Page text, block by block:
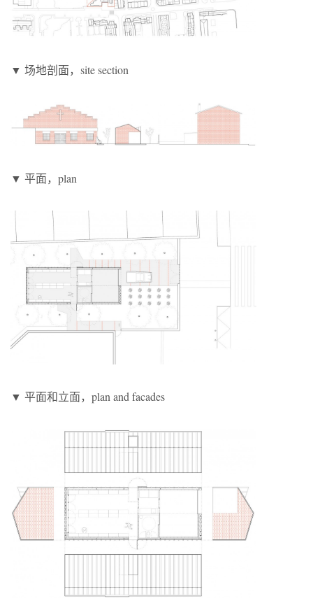
▼ 场地剖面，site section
▼ 平面，plan
▼ 平面和立面，plan and facades